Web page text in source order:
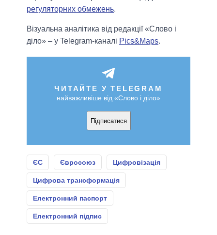
регуляторних обмежень.
Візуальна аналітика від редакції «Слово і
діло» – у Telegram-каналі Pics&Maps.
ЧИТАЙТЕ У TELEGRAM
найважливіше від «Слово і діло»
Підписатися
ЄС Євросоюз Цифровізація
Цифрова трансформація
Електронний паспорт
Електронний підпис